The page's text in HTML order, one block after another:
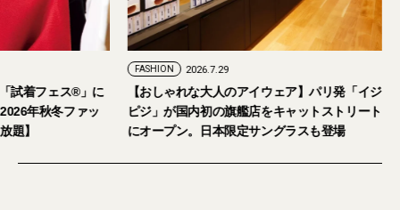
6日開催。「試着フェス®︎」に
招待。【2026年秋冬ファッ
テム試し放題】
FASHION
【おしゃれな大人のアイウェア】パリ
ピジ」が国内初の旗艦店をキャットス
にオープン。日本限定サングラスも登